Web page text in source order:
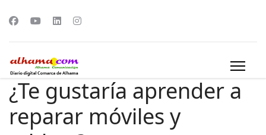
¿Te gustaría aprender a
reparar móviles y